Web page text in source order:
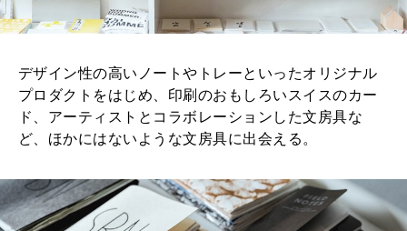
2025年12月号「お酒の新常識。」
デザイン性の高いノートやトレーといったオリジナル
プロダクトをはじめ、印刷のおもしろいスイスのカー
ド、アーティストとコラボレーションした文房具な
ど、ほかにはないような文房具に出会える。